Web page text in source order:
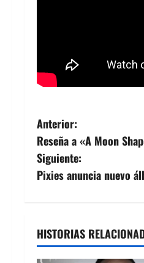
N
a
v
g
a
Anterior:
Reseña a «A Moon
Siguiente:
Pixies anuncia nuevo
HISTORIAS